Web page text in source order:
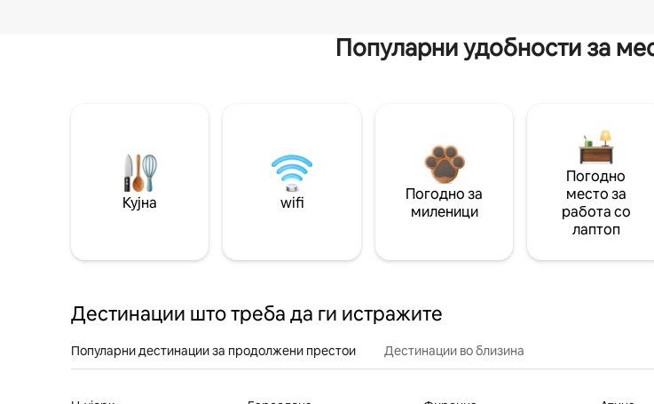
Популарни удобности за
Кујна wifi
Погодно за
миленици
Погодно
место за
работа со
лаптоп
Дестинации што треба да ги истражите
Популарни дестинации за продолжени престои Дестинации во близина